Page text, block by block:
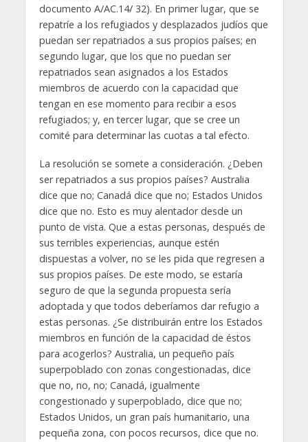
documento A/AC.14/ 32). En primer lugar, que se
repatríe a los refugiados y desplazados judíos que
puedan ser repatriados a sus propios países; en
segundo lugar, que los que no puedan ser
repatriados sean asignados a los Estados
miembros de acuerdo con la capacidad que
tengan en ese momento para recibir a esos
refugiados; y, en tercer lugar, que se cree un
comité para determinar las cuotas a tal efecto.
La resolución se somete a consideración. ¿Deben
ser repatriados a sus propios países? Australia
dice que no; Canadá dice que no; Estados Unidos
dice que no. Esto es muy alentador desde un
punto de vista. Que a estas personas, después de
sus terribles experiencias, aunque estén
dispuestas a volver, no se les pida que regresen a
sus propios países. De este modo, se estaría
seguro de que la segunda propuesta sería
adoptada y que todos deberíamos dar refugio a
estas personas. ¿Se distribuirán entre los Estados
miembros en función de la capacidad de éstos
para acogerlos? Australia, un pequeño país
superpoblado con zonas congestionadas, dice
que no, no, no; Canadá, igualmente
congestionado y superpoblado, dice que no;
Estados Unidos, un gran país humanitario, una
pequeña zona, con pocos recursos, dice que no.